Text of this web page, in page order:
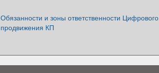
Обязанности и зоны ответственности Цифрового
продвижения КП